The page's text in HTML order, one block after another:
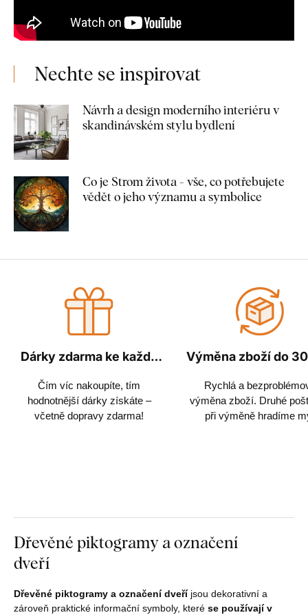
Nechte se inspirovat
Návrh a design moderního interiéru v
skandinávském stylu bydlení
Co je Strom života - vše, co potřebujete
vědět o jeho významu a symbolice
Dárky zdarma ke každé
Čím víc nakoupíte, tím
hodnotnější dárky získáte –
včetně dopravy zdarma!
Výměna zboží do
Rychlá a
výměna zboží. Druhé
při výměně hradíme
Dřevěné piktogramy a označení
dveří
Dřevěné piktogramy a označení dveříjsou dekorativní a
zároveň praktické informační symboly, které se používají v